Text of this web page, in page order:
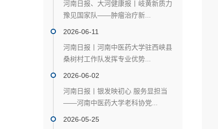
河南日报、大河健康报丨岐黄新质力
豫见国家队——肿瘤治疗新...
2026-06-11
河南日报丨河南中医药大学驻西峡县
桑树村工作队发挥专业优势...
2026-06-02
河南日报丨银发映初心 服务显担当
——河南中医药大学老科协党...
2026-05-25